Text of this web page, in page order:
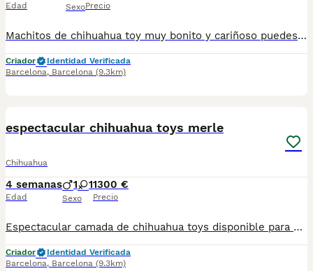
Edad SexoPrecio
Machitos de chihuahua toy muy bonito y cariñoso puedes venir y verás a los padres aquí, todos los entregamos vacunados desparasitados y cartilla sanitaria precio real escríbenos al WhatsApp 617885222
Criador
Identidad Verificada
Barcelona, Barcelona (9.3km)
espectacular chihuahua toys merle
Chihuahua
4 semanas
Edad
1 1
Sexo
1300 €
Precio
Espectacular camada de chihuahua toys disponible para septiembre se entrega con su vacuna y desparacitado y su cartilla correspondiente a su edad y con contrato de garantía víricas y congénitas de
Criador
Identidad Verificada
Barcelona, Barcelona (9.3km)